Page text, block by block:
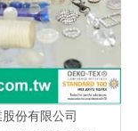
份有限公司